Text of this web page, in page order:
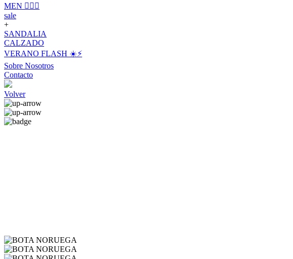
MEN 🙋🏽‍♂️
sale
+
SANDALIA
CALZADO
VERANO FLASH ☀️⚡️
Sobre Nosotros
Contacto
Volver